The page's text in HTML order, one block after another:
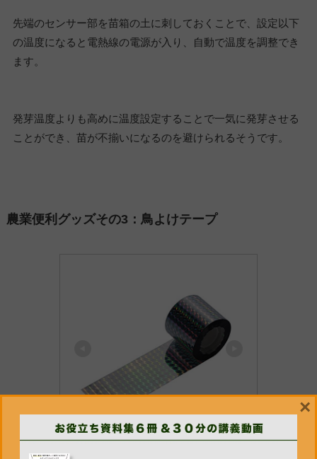
先端のセンサー部を苗箱の土に刺しておくことで、設定以下
の温度になると電熱線の電源が入り、自動で温度を調整でき
ます。
発芽温度よりも高めに温度設定することで一気に発芽させる
ことができ、苗が不揃いになるのを避けられるそうです。
農業便利グッズその3：鳥よけテープ
×